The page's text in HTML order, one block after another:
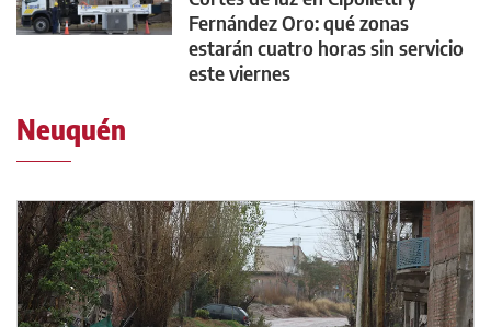
Fernández Oro: qué zonas
estarán cuatro horas sin servicio
este viernes
Neuquén